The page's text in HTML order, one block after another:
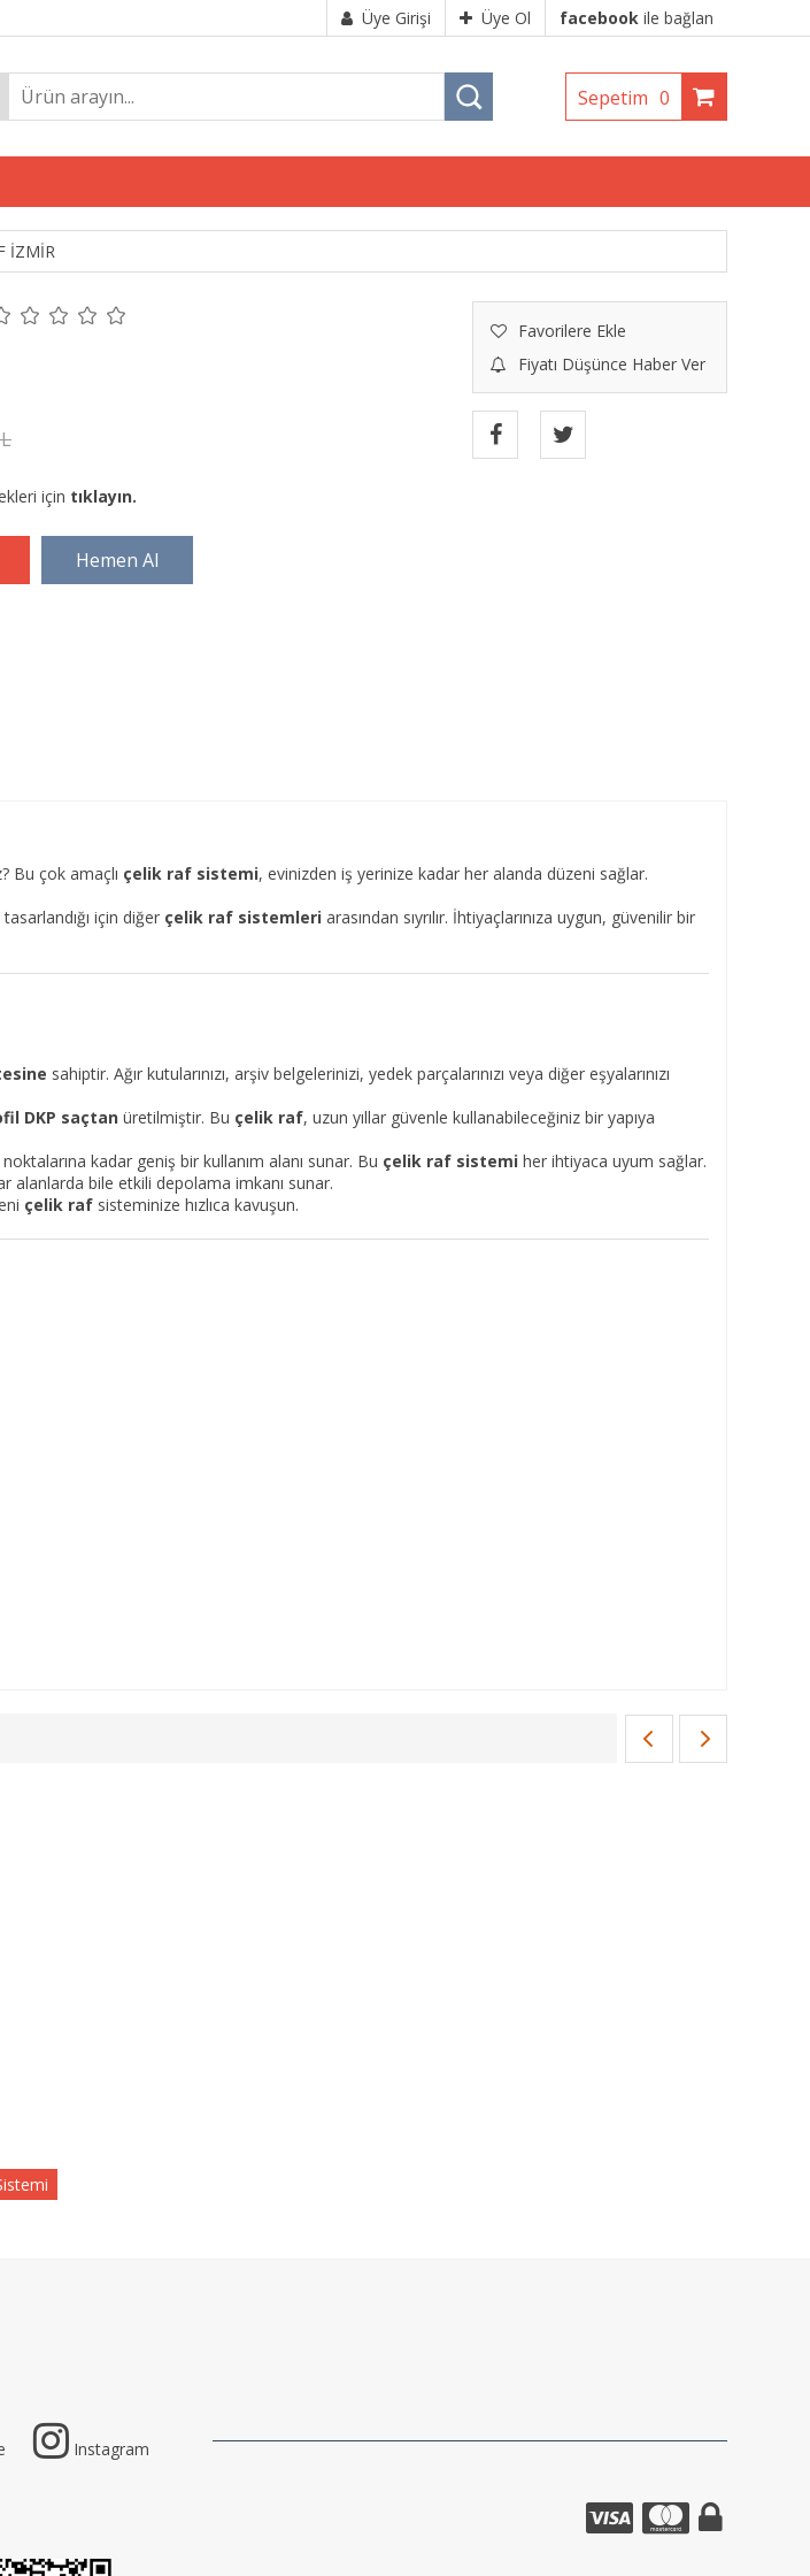
Üye Girişi Üye Ol facebook ile bağlan
Sepetim 0
İZMİR
Favorilere Ekle
Fiyatı Düşünce Haber Ver
için tıklayın.
Bu çok amaçlı çelik raf sistemi, evinizden iş yerinize kadar her alanda düzeni sağlar.
için diğer çelik raf sistemleri arasından sıyrılır. İhtiyaçlarınıza uygun, güvenilir bir
sahiptir. Ağır kutularınızı, arşiv belgelerinizi, yedek parçalarınızı veya diğer eşyalarınızı
DKP saçtan üretilmiştir. Bu çelik raf, uzun yıllar güvenle kullanabileceğiniz bir yapıya
kadar geniş bir kullanım alanı sunar. Bu çelik raf sistemi her ihtiyaca uyum sağlar.
alanlarda bile etkili depolama imkanı sunar.
çelik raf sisteminize hızlıca kavuşun.
Instagram